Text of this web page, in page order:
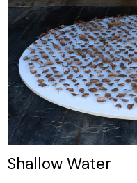
Shallow Water